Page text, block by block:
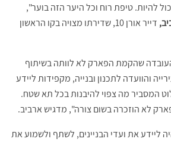
להיות. טיפת רוח וכל היער הזה בוער",
דייר אורן 10, שדירתו מצויה בקו הראשון
העובדה שהקמת הפארק לא לוותה בשיתוף
והוועדה לתכנון ובנייה, מקפידות ליידע
המסביר מה צפוי להיבנות בכל תא שטח.
לא הוזכרה בשום צורה", מדגיש ארביב.
ליידע את ועדי הבניינים, לשתף ולשמוע את